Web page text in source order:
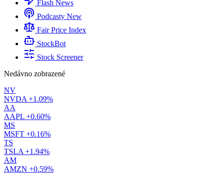
Flash News
Podcasty New
Fair Price Index
StockBot
Stock Screener
Nedávno zobrazené
NV
NVDA +1.09%
AA
AAPL +0.60%
MS
MSFT +0.16%
TS
TSLA +1.94%
AM
AMZN +0.59%